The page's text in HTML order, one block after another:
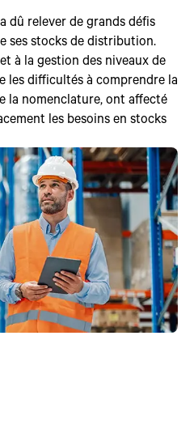
dû relever de grands défis
ses stocks de distribution.
à la gestion des niveaux de
les difficultés à comprendre la
la nomenclature, ont affecté
les besoins en stocks